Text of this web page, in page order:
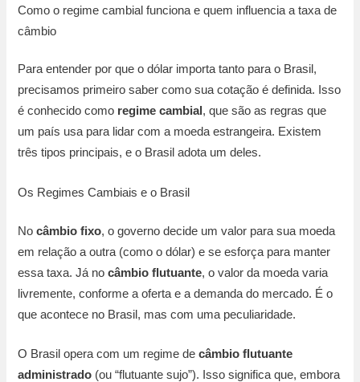
Como o regime cambial funciona e quem influencia a taxa de
câmbio
Para entender por que o dólar importa tanto para o Brasil,
precisamos primeiro saber como sua cotação é definida. Isso
é conhecido como regime cambial , que são as regras que
um país usa para lidar com a moeda estrangeira. Existem
três tipos principais, e o Brasil adota um deles.
Os Regimes Cambiais e o Brasil
Nocâmbio fixo, o governo decide um valor para sua moeda
em relação a outra (como o dólar) e se esforça para manter
essa taxa. Já nocâmbio flutuante, o valor da moeda varia
livremente, conforme a oferta e a demanda do mercado. É o
que acontece no Brasil, mas com uma peculiaridade.
O Brasil opera com um regime decâmbio flutuante
administrado (ou “flutuante sujo”). Isso significa que, embora